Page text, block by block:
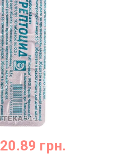
20.89 грн.